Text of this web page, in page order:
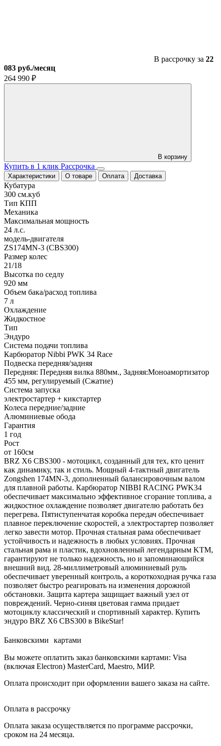
В рассрочку за 22
083 руб./месяц
264 990 ₽
В корзину
Купить в 1 клик Рассрочка
Характеристики О товаре Оплата Доставка
Кубатура
300 см.куб
Тип КПП
Механика
Максимальная мощность
24 л.с.
модель-двигателя
ZS174MN-3 (CBS300)
Размер колес
21/18
Высотка по седлу
920 мм
Объем бака/расход топлива
7 л
Охлаждение
Жидкостное
Тип
Эндуро
Система подачи топлива
Карбюратор Nibbi PWK 34 Race
Подвеска передняя/задняя
Передняя: Передняя вилка 880мм., Задняя:Моноамортизатор
455 мм, регулируемый (Сжатие)
Система запуска
электростартер + кикстартер
Колеса передние/задние
Алюминиевые обода
Гарантия
1 год
Рост
от 160см
BRZ X6 CBS300 - мотоцикл, созданный для тех, кто ценит
как динамику, так и стиль. Мощный 4-тактный двигатель
Zongshen 174MN-3, дополненный балансировочным валом
для плавной работы. Карбюратор NIBBI RACING PWK34
обеспечивает максимально эффективное сгорание топлива, а
жидкостное охлаждение позволяет двигателю работать без
перегрева. Пятиступенчатая коробка передач обеспечивает
плавное переключение скоростей, а электростартер позволяет
легко завести мотор. Прочная стальная рама обеспечивает
устойчивость и надежность в любых условиях. Прочная
стальная рама и пластик, вдохновленный легендарным KTM,
гарантируют не только надежность, но и запоминающийся
внешний вид. 28-миллиметровый алюминиевый руль
обеспечивает уверенный контроль, а короткоходная ручка газа
позволяет быстро реагировать на изменения дорожной
обстановки. Защита картера защищает важный узел от
повреждений. Черно-синяя цветовая гамма придает
мотоциклу классический и спортивный характер. Купить
эндуро BRZ X6 CBS300 в BikeStar!
Банковскими картами
Вы можете оплатить заказ банковскими картами: Visa
(включая Electron) MasterCard, Maestro, МИР.
Оплата происходит при оформлении вашего заказа на сайте.
Оплата в рассрочку
Оплата заказа осуществляется по программе рассрочки,
сроком на 24 месяца.